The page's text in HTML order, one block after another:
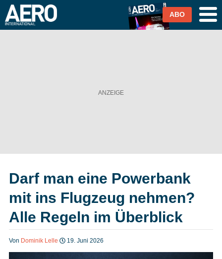
Magazin & Abo
Abo
ABO
Darf man eine Powerbank
mit ins Flugzeug nehmen?
Alle Regeln im Überblick
Von Dominik Lelle 19. Juni 2026